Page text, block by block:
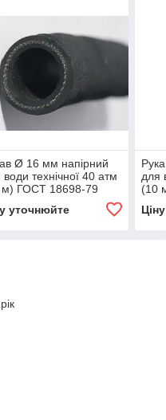
Ø 16 мм напірний
технічної 40 атм
м) ГОСТ 18698-79
уточнюйте
для
(10